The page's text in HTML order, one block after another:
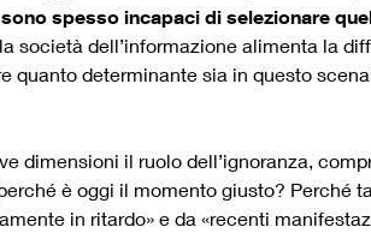
spesso incapaci di selezionare
società dell’informazione alimenta la
determinante sia in questo
il ruolo dell’ignoranza,
è oggi il momento giusto? Perché
in ritardo» e da «recenti